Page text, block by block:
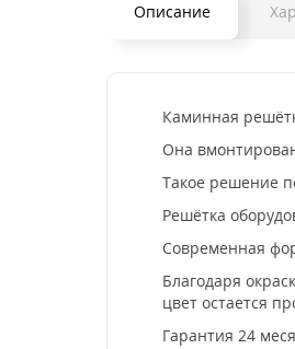
Описание
Каминная
Она
Такое решение
Решётка
Современная
Благодаря
цвет остается
Гарантия 24